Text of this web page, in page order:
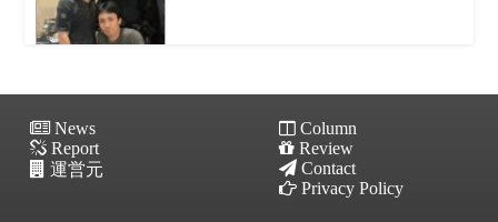
News
Column
Report
Review
運営元
Contact
Privacy Policy